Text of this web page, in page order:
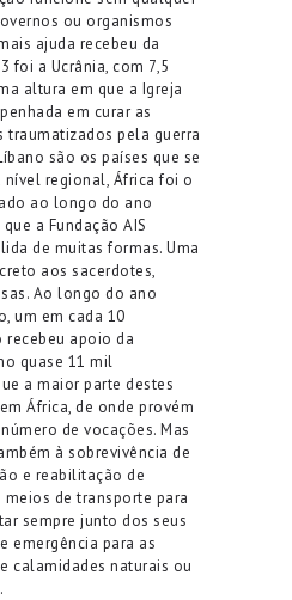
ou organismos
ajuda recebeu da
foi a Ucrânia, com 7,5
altura em que a Igreja
em curar as
traumatizados pela guerra
são os países que se
nível regional, África foi o
ao longo do ano
a Fundação AIS
de muitas formas. Uma
aos sacerdotes,
. Ao longo do ano
um em cada 10
recebeu apoio da
quase 11 mil
a maior parte destes
África, de onde provém
de vocações. Mas
à sobrevivência de
ão e reabilitação de
meios de transporte para
sempre junto dos seus
emergência para as
calamidades naturais ou